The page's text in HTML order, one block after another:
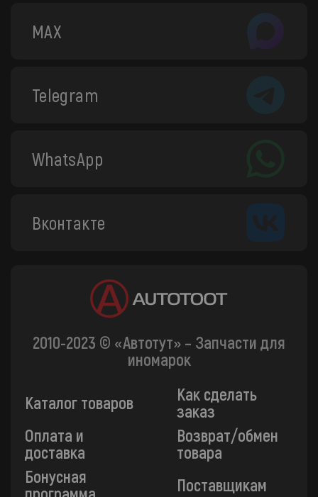
MAX
Telegram
WhatsApp
Вконтакте
2010-2023 © «Автотут» – Запчасти для
иномарок
Каталог товаров
Как сделать
заказ
Оплата и
доставка
Возврат/обмен
товара
Бонусная
Поставщикам